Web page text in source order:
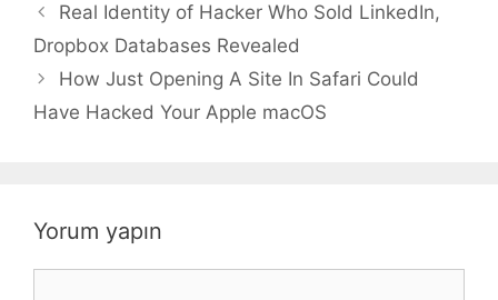
Real Identity of Hacker Who Sold LinkedIn,
Dropbox Databases Revealed
How Just Opening A Site In Safari Could
Have Hacked Your Apple macOS
Yorum yapın